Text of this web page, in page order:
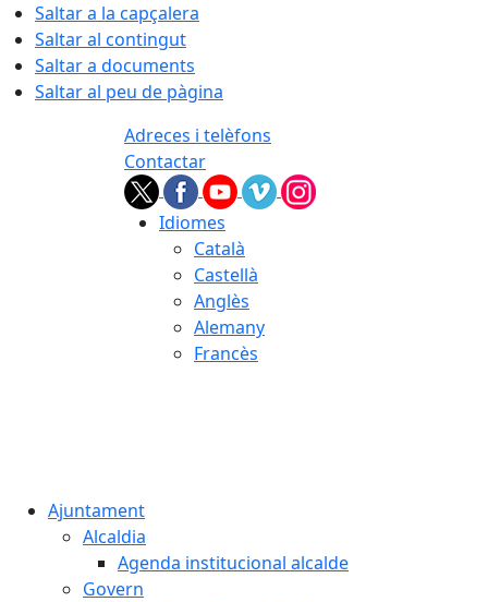
Saltar a la capçalera
Saltar al contingut
Saltar a documents
Saltar al peu de pàgina
Adreces i telèfons
Contactar
Idiomes
Català
Castellà
Anglès
Alemany
Francès
Ajuntament
Alcaldia
Agenda institucional alcalde
Govern